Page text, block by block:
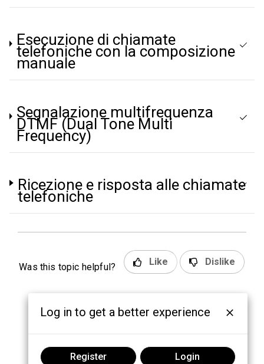
Esecuzione di chiamate
telefoniche con la composizione
manuale
Segnalazione multifrequenza
DTMF (Dual Tone Multi
Frequency)
Ricezione e risposta alle chiamate
telefoniche
Was this topic helpful? Like Dislike
Log in to get a better experience
Register Login